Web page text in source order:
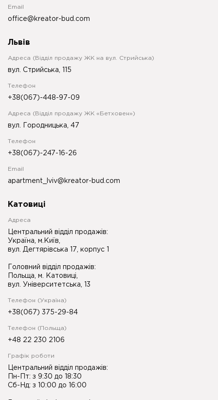
Email
office@kreator-bud.com
Львів
Адреса (Відділ продажу ЖК на вул. Стрийська)
вул. Стрийська, 115
Телефон
+38(067)-448-97-09
Адреса (Відділ продажу ЖК «Бетховен»)
вул. Городницька, 47
Телефон
+38(067)-247-16-26
Email
apartment_lviv@kreator-bud.com
Катовиці
Адреса
Центральний відділ продажів:
Україна, м.Київ,
вул. Дегтярівська 17, корпус 1
Головний відділ продажів:
Польща, м. Катовиці,
вул. Університетська, 13
Телефон (Україна)
+38(067) 375-29-84
Телефон (Польща)
+48 22 230 2106
Графік роботи
Центральний відділ продажів:
Пн-Пт: з 9:30 до 18:30
Сб-Нд: з 10:00 до 16:00